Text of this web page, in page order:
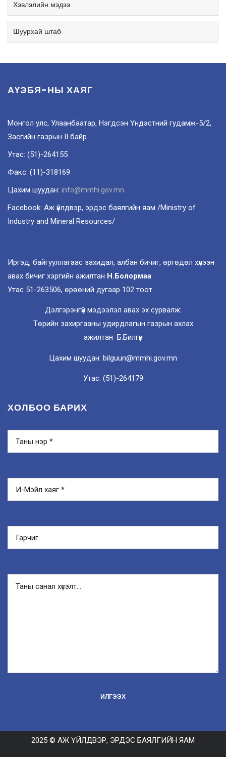
Хэвлэлийн мэдээ
Шуурхай штаб
АҮЭБЯ-НЫ ХАЯГ
Монгол улс, Улаанбаатар, Нэгдсэн Үндэстний гудамж-5/2,
Засгийн газрын II байр
Утас: (51)-264155
Факс: (11)-318169
Цахим шуудан: info@mmhi.gov.mn
Facebook: Аж үйлдвэр, эрдэс баялгийн яам /Ministry of
Industry and Mineral Resources/
Иргэд, байгууллагаас захидал, албан бичиг, өргөдөл хүлээн
авах бичиг хэргийн ажилтан Н.Болормаа
Утас 51-263506, өрөөний дугаар 102 тоот
Дэлгэрэнгүй мэдээлэл авах эх сурвалж:
Төрийн захиргааны удирдлагын газрын ахлах
ажилтан Б.Билгүүн
Цахим шуудан: bilguun@mmhi.gov.mn
Утас: (51)-264179
ХОЛБОО БАРИХ
2025 © АЖ ҮЙЛДВЭР, ЭРДЭС БАЯЛГИЙН ЯАМ